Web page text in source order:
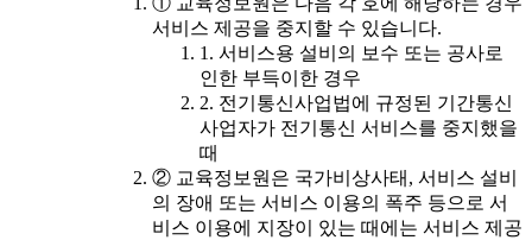
서비스 제공을 중지할 수 있습니다.
1. 서비스용 설비의 보수 또는 공사로
인한 부득이한 경우
2. 전기통신사업법에 규정된 기간통신
사업자가 전기통신 서비스를 중지했을
때
② 교육정보원은 국가비상사태, 서비스 설비
의 장애 또는 서비스 이용의 폭주 등으로 서
비스 이용에 지장이 있는 때에는 서비스 제공